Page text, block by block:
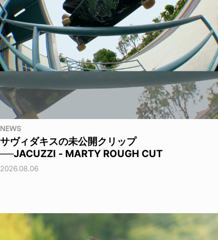
NEWS
サヴィダキスの未公開クリップ
──JACUZZI - MARTY ROUGH CUT
2026.08.06